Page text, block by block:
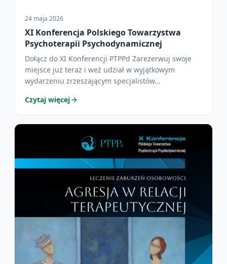
24 maja 2026
XI Konferencja Polskiego Towarzystwa
Psychoterapii Psychodynamicznej
Dołącz do XI Konferencji PTPPd Zarezerwuj swoje
miejsce już teraz i weź udział w wyjątkowym
wydarzeniu zrzeszającym specjalistów…
Czytaj więcej